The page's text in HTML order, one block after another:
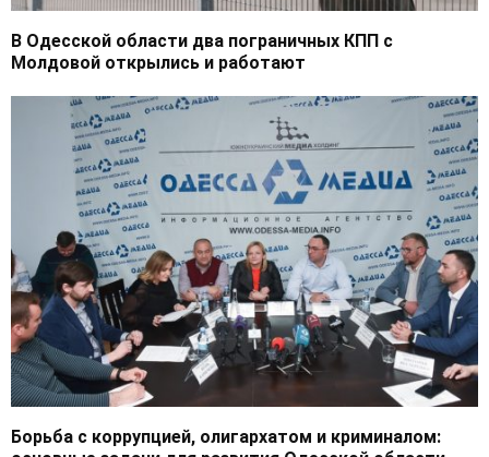
В Одесской области два пограничных КПП с
Молдовой открылись и работают
Борьба с коррупцией, олигархатом и криминалом: